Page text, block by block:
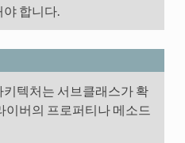
합니다.
텍처는 서브클래스가 확
이버의 프로퍼티나 메소드